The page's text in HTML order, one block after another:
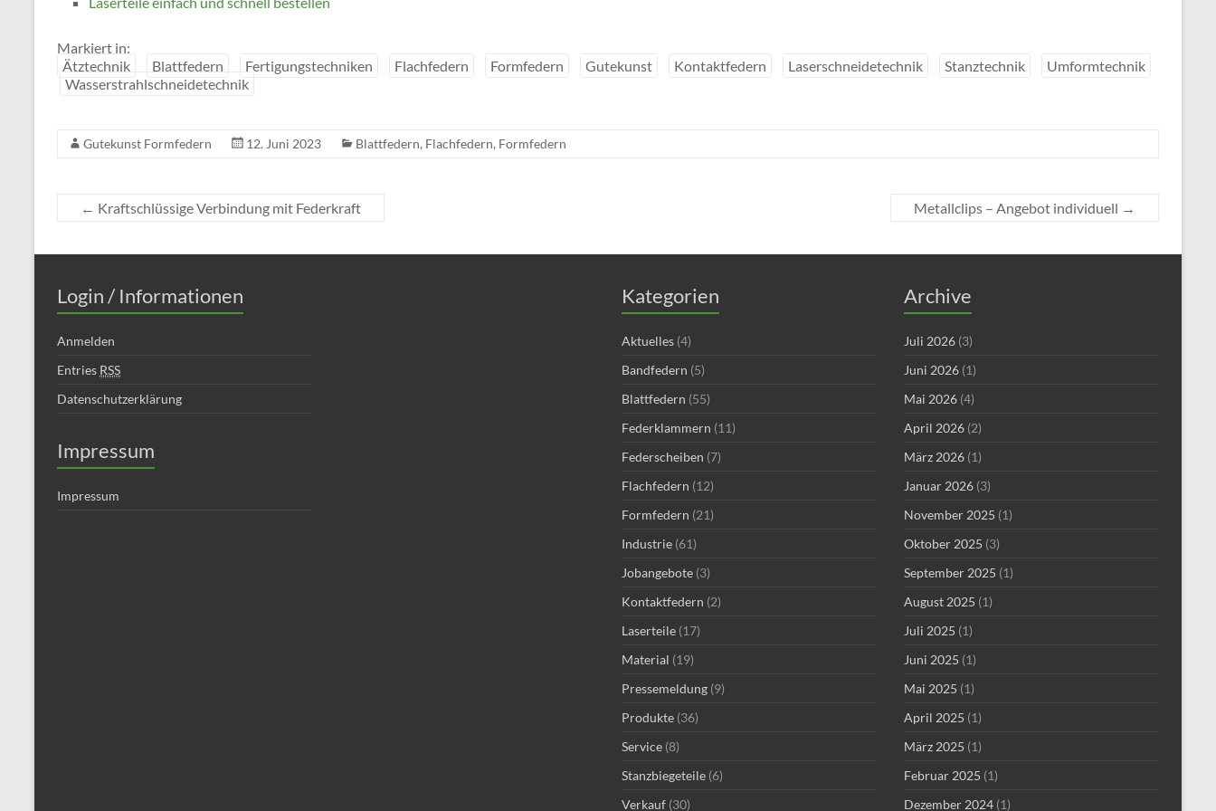
Markiert in:
Ätztechnik
Blattfedern Fertigungstechniken Flachfedern Formfedern Gutekunst Kontaktfedern Laserschneidetechnik Stanztechnik
Umformtechnik
Wasserstrahlschneidetechnik
Gutekunst Formfedern 12. Juni 2023 Blattfedern, Flachfedern, Formfedern
← Kraftschlüssige Verbindung mit Federkraft Metallclips – Angebot individuell →
Login / Informationen
Anmelden
Entries RSS
Datenschutzerklärung
Impressum
Impressum
Kategorien
Aktuelles (4)
Bandfedern (5)
Blattfedern (55)
Federklammern (11)
Federscheiben (7)
Flachfedern (12)
Formfedern (21)
Industrie (61)
Jobangebote (3)
Kontaktfedern (2)
Laserteile (17)
Material (19)
Pressemeldung (9)
Produkte (36)
Service (8)
Stanzbiegeteile (6)
Verkauf (30)
Archive
Juli 2026 (3)
Juni 2026 (1)
Mai 2026 (4)
April 2026 (2)
März 2026 (1)
Januar 2026 (3)
November 2025 (1)
Oktober 2025 (3)
September 2025 (1)
August 2025 (1)
Juli 2025 (1)
Juni 2025 (1)
Mai 2025 (1)
April 2025 (1)
März 2025 (1)
Februar 2025 (1)
Dezember 2024 (1)